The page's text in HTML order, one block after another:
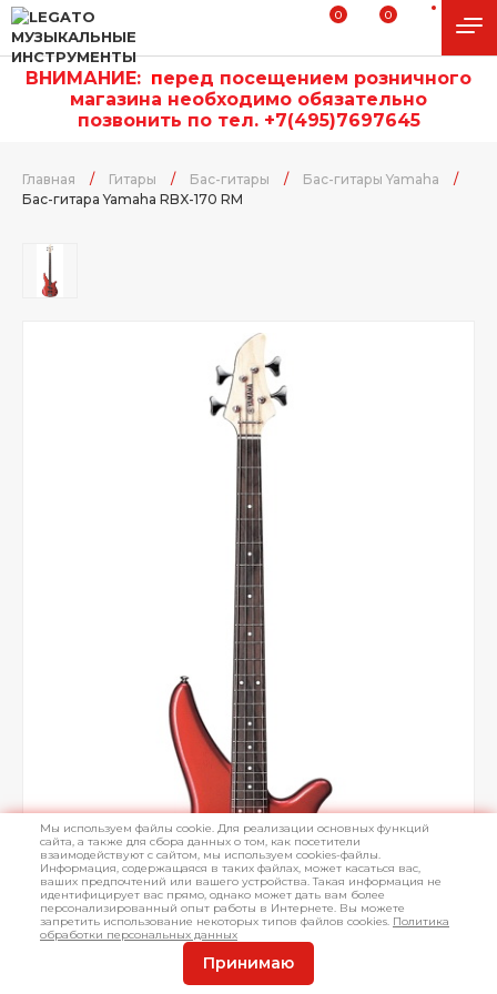
0 0
ВНИМАНИЕ: перед посещением розничного
магазина необходимо обязательно
позвонить по тел. +7(495)7697645
Главная / Гитары / Бас-гитары / Бас-гитары Yamaha
/
Бас-гитара Yamaha RBX-170 RM
Мы используем файлы cookie. Для реализации основных функций
сайта, а также для сбора данных о том, как посетители
взаимодействуют с сайтом, мы используем cookies-файлы.
Информация, содержащаяся в таких файлах, может касаться вас,
ваших предпочтений или вашего устройства. Такая информация не
идентифицирует вас прямо, однако может дать вам более
персонализированный опыт работы в Интернете. Вы можете
запретить использование некоторых типов файлов cookies. Политика
обработки персональных данных
Принимаю